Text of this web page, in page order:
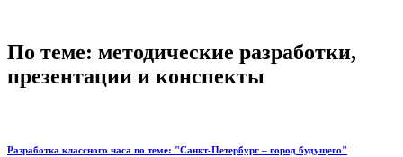
По теме: методические разработки,
презентации и конспекты
Разработка классного часа по теме: "Санкт-Петербург – город будущего"